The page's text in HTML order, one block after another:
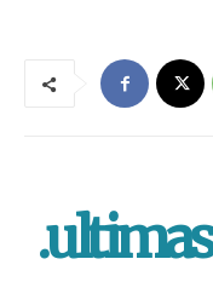
.ultimas